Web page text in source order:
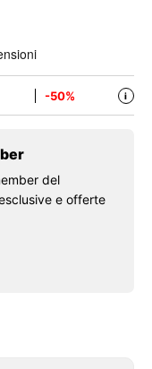
-50% i
del
e offerte